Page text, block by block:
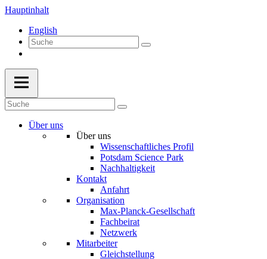
Hauptinhalt
English
Über uns
Über uns
Wissenschaftliches Profil
Potsdam Science Park
Nachhaltigkeit
Kontakt
Anfahrt
Organisation
Max-Planck-Gesellschaft
Fachbeirat
Netzwerk
Mitarbeiter
Gleichstellung